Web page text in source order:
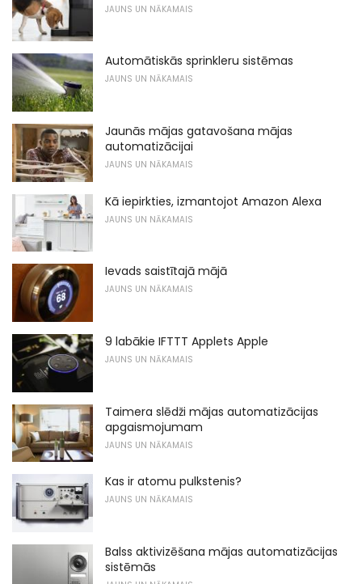
JAUNS UN NĀKAMAIS
Automātiskās sprinkleru sistēmas
JAUNS UN NĀKAMAIS
Jaunās mājas gatavošana mājas
automatizācijai
JAUNS UN NĀKAMAIS
Kā iepirkties, izmantojot Amazon Alexa
JAUNS UN NĀKAMAIS
Ievads saistītajā mājā
JAUNS UN NĀKAMAIS
9 labākie IFTTT Applets Apple
JAUNS UN NĀKAMAIS
Taimera slēdži mājas automatizācijas
apgaismojumam
JAUNS UN NĀKAMAIS
Kas ir atomu pulkstenis?
JAUNS UN NĀKAMAIS
Balss aktivizēšana mājas automatizācijas
sistēmās